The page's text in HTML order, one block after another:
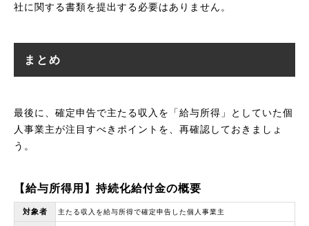
社に関する書類を提出する必要はありません。
まとめ
最後に、確定申告で主たる収入を「給与所得」としていた個
人事業主が注目すべきポイントを、再確認しておきましょ
う。
【給与所得用】持続化給付金の概要
対象者 主たる収入を給与所得で確定申告した個人事業主